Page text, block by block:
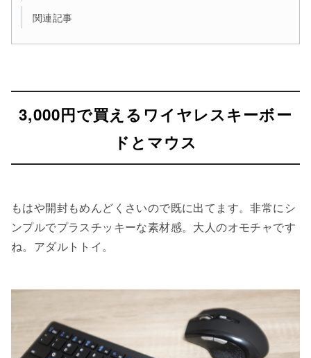
関連記事
3,000円で買えるワイヤレスキーボー
ドとマウス
もはや開封もめんどくさいので既に出てます。非常にシ
ンプルでプラスチッキーな素材感。大人のオモチャです
ね。アダルトトイ。